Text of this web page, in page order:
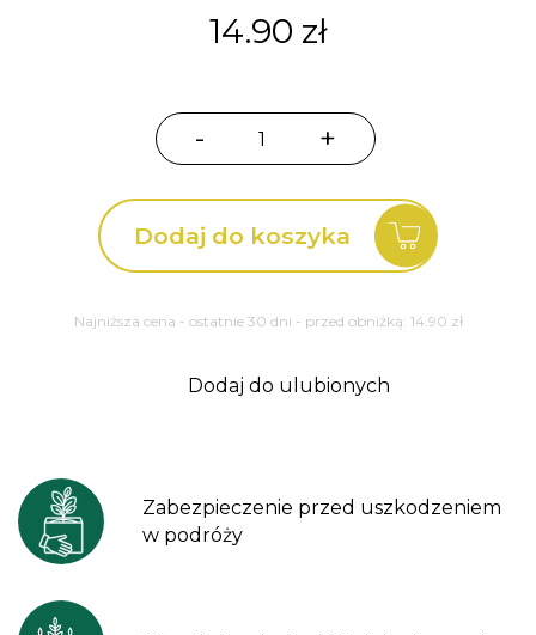
14.90 zł
-
ilość
wiechowaty
Flame
+
Dodaj do koszyka
Najniższa cena - ostatnie 30 dni - przed obniżką: 14.90 zł
Dodaj do ulubionych
Zabezpieczenie przed uszkodzeniem
w podróży